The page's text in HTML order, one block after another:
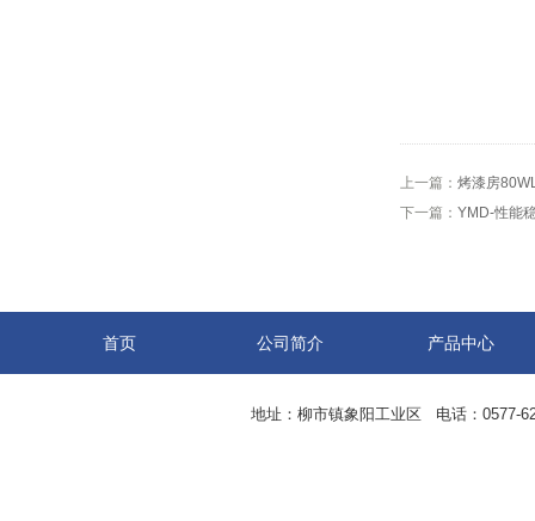
上一篇： 烤漆房
下一篇： YMD-性能
首页 公司简介 产品中心
地址：柳市镇象阳工业区 电话：0577-